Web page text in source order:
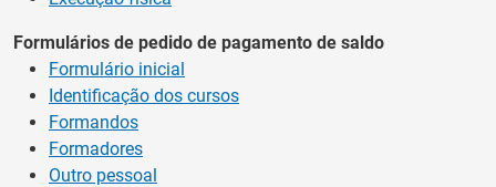
Formulários de pedido de pagamento de saldo
Formulário inicial
Identificação dos cursos
Formandos
Formadores
Outro pessoal